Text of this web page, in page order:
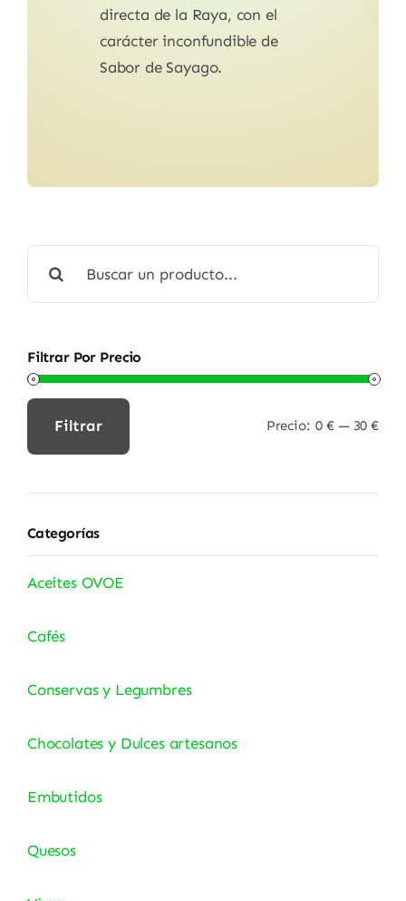
directa de la Raya, con el
carácter inconfundible de
Sabor de Sayago.
Filtrar Por Precio
Filtrar Precio: 0 € — 30 €
Categorías
Aceites OVOE
Cafés
Conservas y Legumbres
Chocolates y Dulces artesanos
Embutidos
Quesos